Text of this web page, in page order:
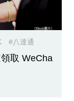
#八達通
取 WeCha